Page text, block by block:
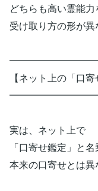
どちらも高い霊能力
受け取り方の形が異
【ネット上の「口寄
実は、ネット上で
「口寄せ鑑定」と
本来の口寄せとは異